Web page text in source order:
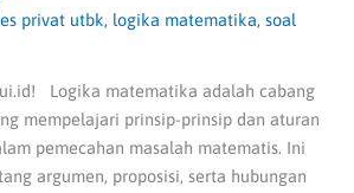
privat utbk, logika matematika, soal
Logika matematika adalah cabang
mempelajari prinsip-prinsip dan aturan
pemecahan masalah matematis. Ini
argumen, proposisi, serta hubungan